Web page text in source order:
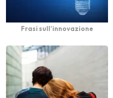
Frasi sull’innovazione